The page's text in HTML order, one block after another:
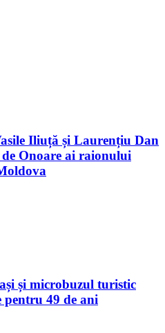
Iliuță și Laurențiu Dan
Onoare ai raionului
și microbuzul turistic
pentru 49 de ani